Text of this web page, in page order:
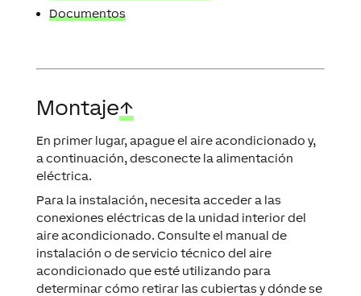
Documentos
Montaje↑
En primer lugar, apague el aire acondicionado y,
a continuación, desconecte la alimentación
eléctrica.
Para la instalación, necesita acceder a las
conexiones eléctricas de la unidad interior del
aire acondicionado. Consulte el manual de
instalación o de servicio técnico del aire
acondicionado que esté utilizando para
determinar cómo retirar las cubiertas y dónde se